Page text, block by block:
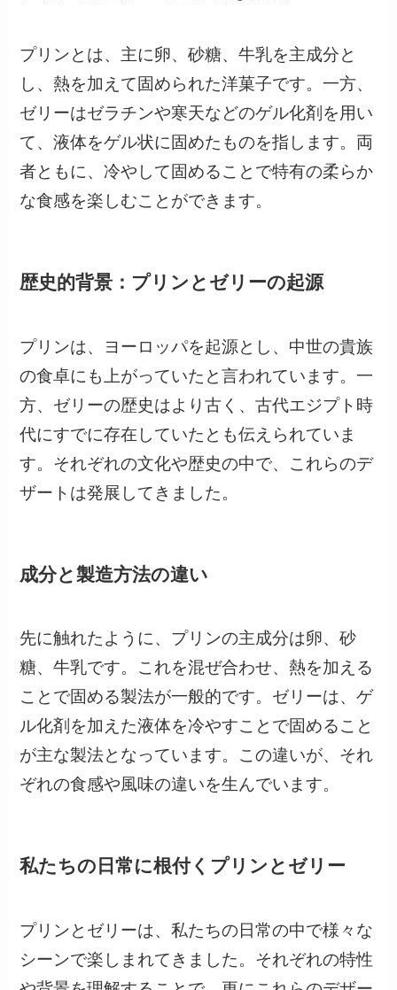
プリンとは、主に卵、砂糖、牛乳を主成分と
し、熱を加えて固められた洋菓子です。一方、
ゼリーはゼラチンや寒天などのゲル化剤を用い
て、液体をゲル状に固めたものを指します。両
者ともに、冷やして固めることで特有の柔らか
な食感を楽しむことができます。
歴史的背景：プリンとゼリーの起源
プリンは、ヨーロッパを起源とし、中世の貴族
の食卓にも上がっていたと言われています。一
方、ゼリーの歴史はより古く、古代エジプト時
代にすでに存在していたとも伝えられていま
す。それぞれの文化や歴史の中で、これらのデ
ザートは発展してきました。
成分と製造方法の違い
先に触れたように、プリンの主成分は卵、砂
糖、牛乳です。これを混ぜ合わせ、熱を加える
ことで固める製法が一般的です。ゼリーは、ゲ
ル化剤を加えた液体を冷やすことで固めること
が主な製法となっています。この違いが、それ
ぞれの食感や風味の違いを生んでいます。
私たちの日常に根付くプリンとゼリー
プリンとゼリーは、私たちの日常の中で様々な
シーンで楽しまれてきました。それぞれの特性